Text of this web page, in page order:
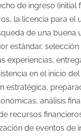
de ingreso (initial
la licencia para el
de una buena
estándar,
experiencias,
en el inicio
estratégica,
análisis
recursos
de eventos de